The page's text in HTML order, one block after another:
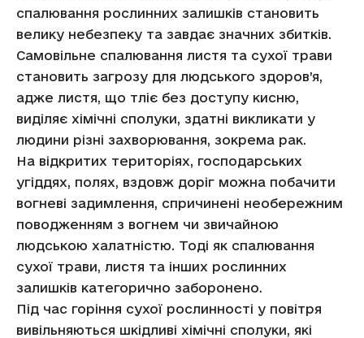
спалювання рослинних залишків становить
велику небезпеку та завдає значних збитків.
Самовільне спалювання листя та сухої трави
становить загрозу для людського здоров’я,
адже листя, що тліє без доступу кисню,
виділяє хімічні сполуки, здатні викликати у
людини різні захворювання, зокрема рак.
На відкритих територіях, господарських
угіддях, полях, вздовж доріг можна побачити
вогневі задимлення, спричинені необережним
поводженням з вогнем чи звичайною
людською халатністю. Тоді як спалювання
сухої трави, листя та інших рослинних
залишків категорично заборонено.
Під час горіння сухої рослинності у повітря
вивільняються шкідливі хімічні сполуки, які